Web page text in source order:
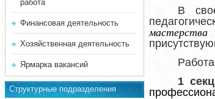
работа
Финансовая деятельность
Хозяйственная деятельность
Ярмарка вакансий
Структурные подразделения
В
Р
1